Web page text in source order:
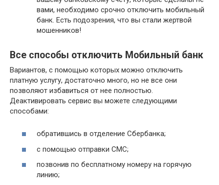
вами, необходимо срочно отключить мобильный
банк. Есть подозрения, что вы стали жертвой
мошенников!
Все способы отключить Мобильный банк
Вариантов, с помощью которых можно отключить
платную услугу, достаточно много, но не все они
позволяют избавиться от нее полностью.
Деактивировать сервис вы можете следующими
способами:
обратившись в отделение Сбербанка;
с помощью отправки СМС;
позвонив по бесплатному номеру на горячую
линию;